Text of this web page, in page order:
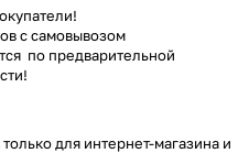
с самовывозом
по предварительной
для интернет-магазина и